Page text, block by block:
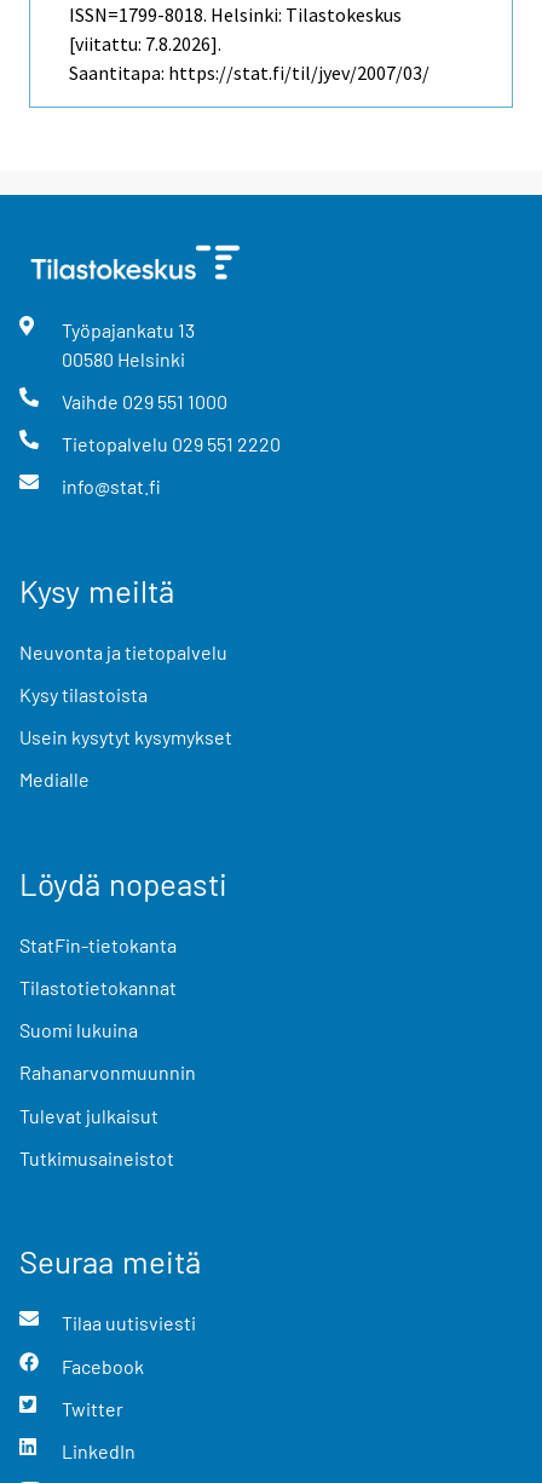
ISSN=1799-8018. Helsinki: Tilastokeskus
[viitattu: 7.8.2026].
Saantitapa: https://stat.fi/til/jyev/2007/03/
Työpajankatu 13
00580 Helsinki
Vaihde 029 551 1000
Tietopalvelu 029 551 2220
info@stat.fi
Kysy meiltä
Neuvonta ja tietopalvelu
Kysy tilastoista
Usein kysytyt kysymykset
Medialle
Löydä nopeasti
StatFin-tietokanta
Tilastotietokannat
Suomi lukuina
Rahanarvonmuunnin
Tulevat julkaisut
Tutkimusaineistot
Seuraa meitä
Tilaa uutisviesti
Facebook
Twitter
LinkedIn